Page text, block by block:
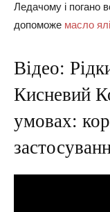
Ледачому і погано
допоможе масло
Відео:
Кисневий
умовах: